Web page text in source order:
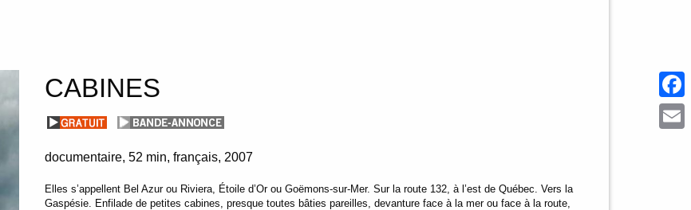
CABINES
documentaire 52 min français 2007
Elles s’appellent Bel Azur ou Riviera, Étoile d’Or ou Goëmons-sur-Mer. Sur la route 132, à l’est de Québec. Vers la
Gaspésie. Enfilade de petites cabines, presque toutes bâties pareilles, devanture face à la mer ou face à la route,